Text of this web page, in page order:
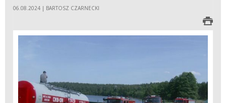
06.08.2024 | BARTOSZ CZARNECKI